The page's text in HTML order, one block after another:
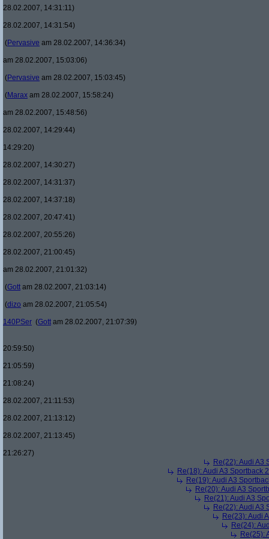
28.02.2007, 14:31:11)
28.02.2007, 14:31:54)
(Pervasive am 28.02.2007, 14:36:34)
am 28.02.2007, 15:03:06)
(Pervasive am 28.02.2007, 15:03:45)
(Marax am 28.02.2007, 15:58:24)
am 28.02.2007, 15:48:56)
28.02.2007, 14:29:44)
14:29:20)
28.02.2007, 14:30:27)
28.02.2007, 14:31:37)
28.02.2007, 14:37:18)
28.02.2007, 20:47:41)
28.02.2007, 20:55:26)
28.02.2007, 21:00:45)
am 28.02.2007, 21:01:32)
(Gott am 28.02.2007, 21:03:14)
(dizo am 28.02.2007, 21:05:54)
140PSer (Gott am 28.02.2007, 21:07:39)
20:59:50)
21:05:59)
21:08:24)
28.02.2007, 21:11:53)
28.02.2007, 21:13:12)
28.02.2007, 21:13:45)
21:26:27)
Re(22): Audi A3
Re(18): Audi A3 Sportback
Re(19): Audi A3
Re(20): Audi A3
Re(21): Audi A3
Re(22): Audi A3
Re(23): Audi
Re(24):
Re(25):